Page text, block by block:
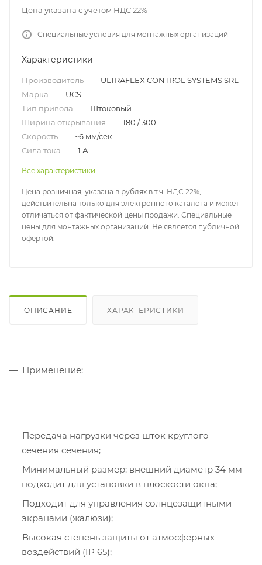
Цена указана с учетом НДС 22%
Специальные условия для монтажных организаций
Характеристики
Производитель — ULTRAFLEX CONTROL SYSTEMS SRL
Марка — UCS
Тип привода — Штоковый
Ширина открывания — 180 / 300
Скорость — ~6 мм/сек
Сила тока — 1 А
Все характеристики
Цена розничная, указана в рублях в т.ч. НДС 22%,
действительна только для электронного каталога и может
отличаться от фактической цены продажи. Специальные
цены для монтажных организаций. Не является публичной
офертой.
ОПИСАНИЕ ХАРАКТЕРИСТИКИ
Применение:
Передача нагрузки через шток круглого
сечения сечения;
Минимальный размер: внешний диаметр 34 мм -
подходит для установки в плоскости окна;
Подходит для управления солнцезащитными
экранами (жалюзи);
Высокая степень защиты от атмосферных
воздействий (IP 65);